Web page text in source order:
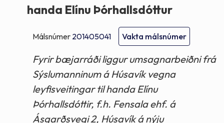
handa Elínu Þórhallsdóttur
Málsnúmer 201405041 Vakta málsnúmer
Fyrir bæjarráði liggur umsagnarbeiðni frá
Sýslumanninum á Húsavík vegna
leyfisveitingar til handa Elínu
Þórhallsdóttir, f.h. Fensala ehf. á
Ásgarðsvegi 2, Húsavík á nýju